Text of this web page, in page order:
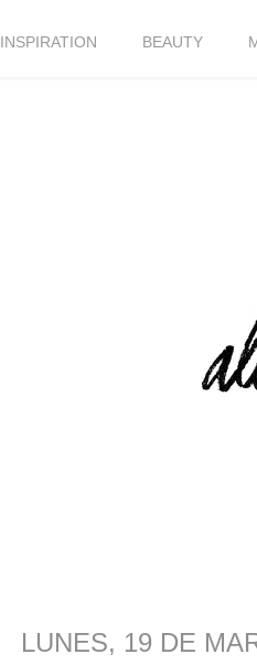
INSPIRATION BEAUTY
LUNES, 19 DE